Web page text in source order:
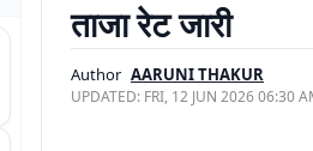
ताजा रेट जारी
Author AARUNI THAKUR
UPDATED: FRI, 12 JUN 2026 06:30